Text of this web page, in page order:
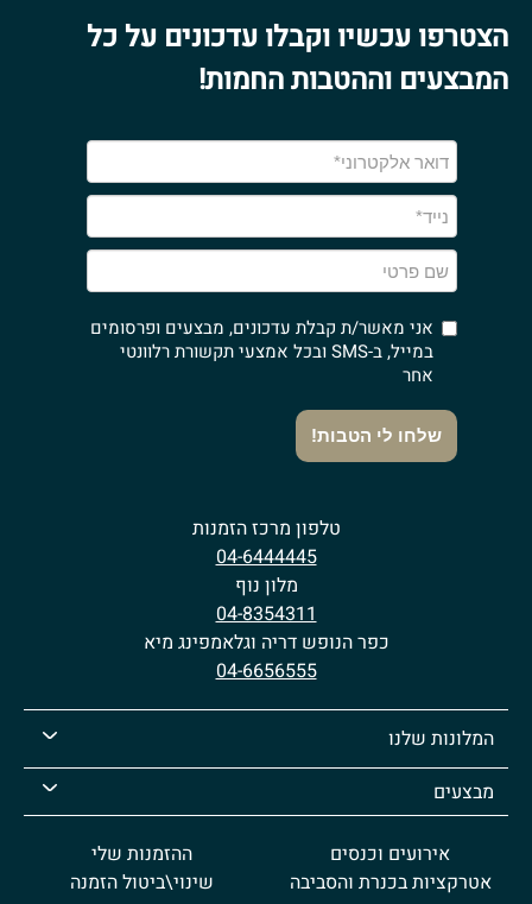
הצטרפו עכשיו וקבלו עדכונים על כל
המבצעים וההטבות החמות!
אני מאשר/ת קבלת עדכונים, מבצעים ופרסומים
במייל, ב-SMS ובכל אמצעי תקשורת רלוונטי
אחר
שלחו לי הטבות!
טלפון מרכז הזמנות
04-6444445
מלון נוף
04-8354311
כפר הנופש דריה וגלאמפינג מיא
04-6656555
המלונות שלנו
מבצעים
אירועים וכנסים
אטרקציות בכנרת והסביבה
ההזמנות שלי
שינוי\ביטול הזמנה